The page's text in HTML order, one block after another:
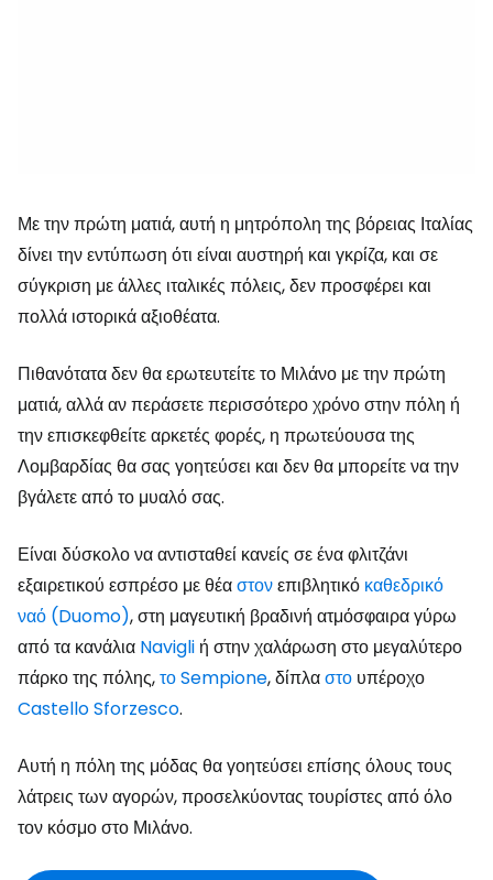
Με την πρώτη ματιά, αυτή η μητρόπολη της βόρειας Ιταλίας
δίνει την εντύπωση ότι είναι αυστηρή και γκρίζα, και σε
σύγκριση με άλλες ιταλικές πόλεις, δεν προσφέρει και
πολλά ιστορικά αξιοθέατα.
Πιθανότατα δεν θα ερωτευτείτε το Μιλάνο με την πρώτη
ματιά, αλλά αν περάσετε περισσότερο χρόνο στην πόλη ή
την επισκεφθείτε αρκετές φορές, η πρωτεύουσα της
Λομβαρδίας θα σας γοητεύσει και δεν θα μπορείτε να την
βγάλετε από το μυαλό σας.
Είναι δύσκολο να αντισταθεί κανείς σε ένα φλιτζάνι
εξαιρετικού εσπρέσο με θέαστονεπιβλητικό καθεδρικό
ναό (Duomo), στη μαγευτική βραδινή ατμόσφαιρα γύρω
από τα κανάλια Navigli ή στην χαλάρωση στο μεγαλύτερο
πάρκο της πόλης,το Sempione, δίπλαστο υπέροχο
Castello Sforzesco.
Αυτή η πόλη της μόδας θα γοητεύσει επίσης όλους τους
λάτρεις των αγορών, προσελκύοντας τουρίστες από όλο
τον κόσμο στο Μιλάνο.